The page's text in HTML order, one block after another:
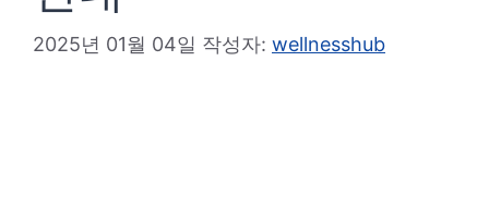
2025년 01월 04일 작성자: wellnesshub